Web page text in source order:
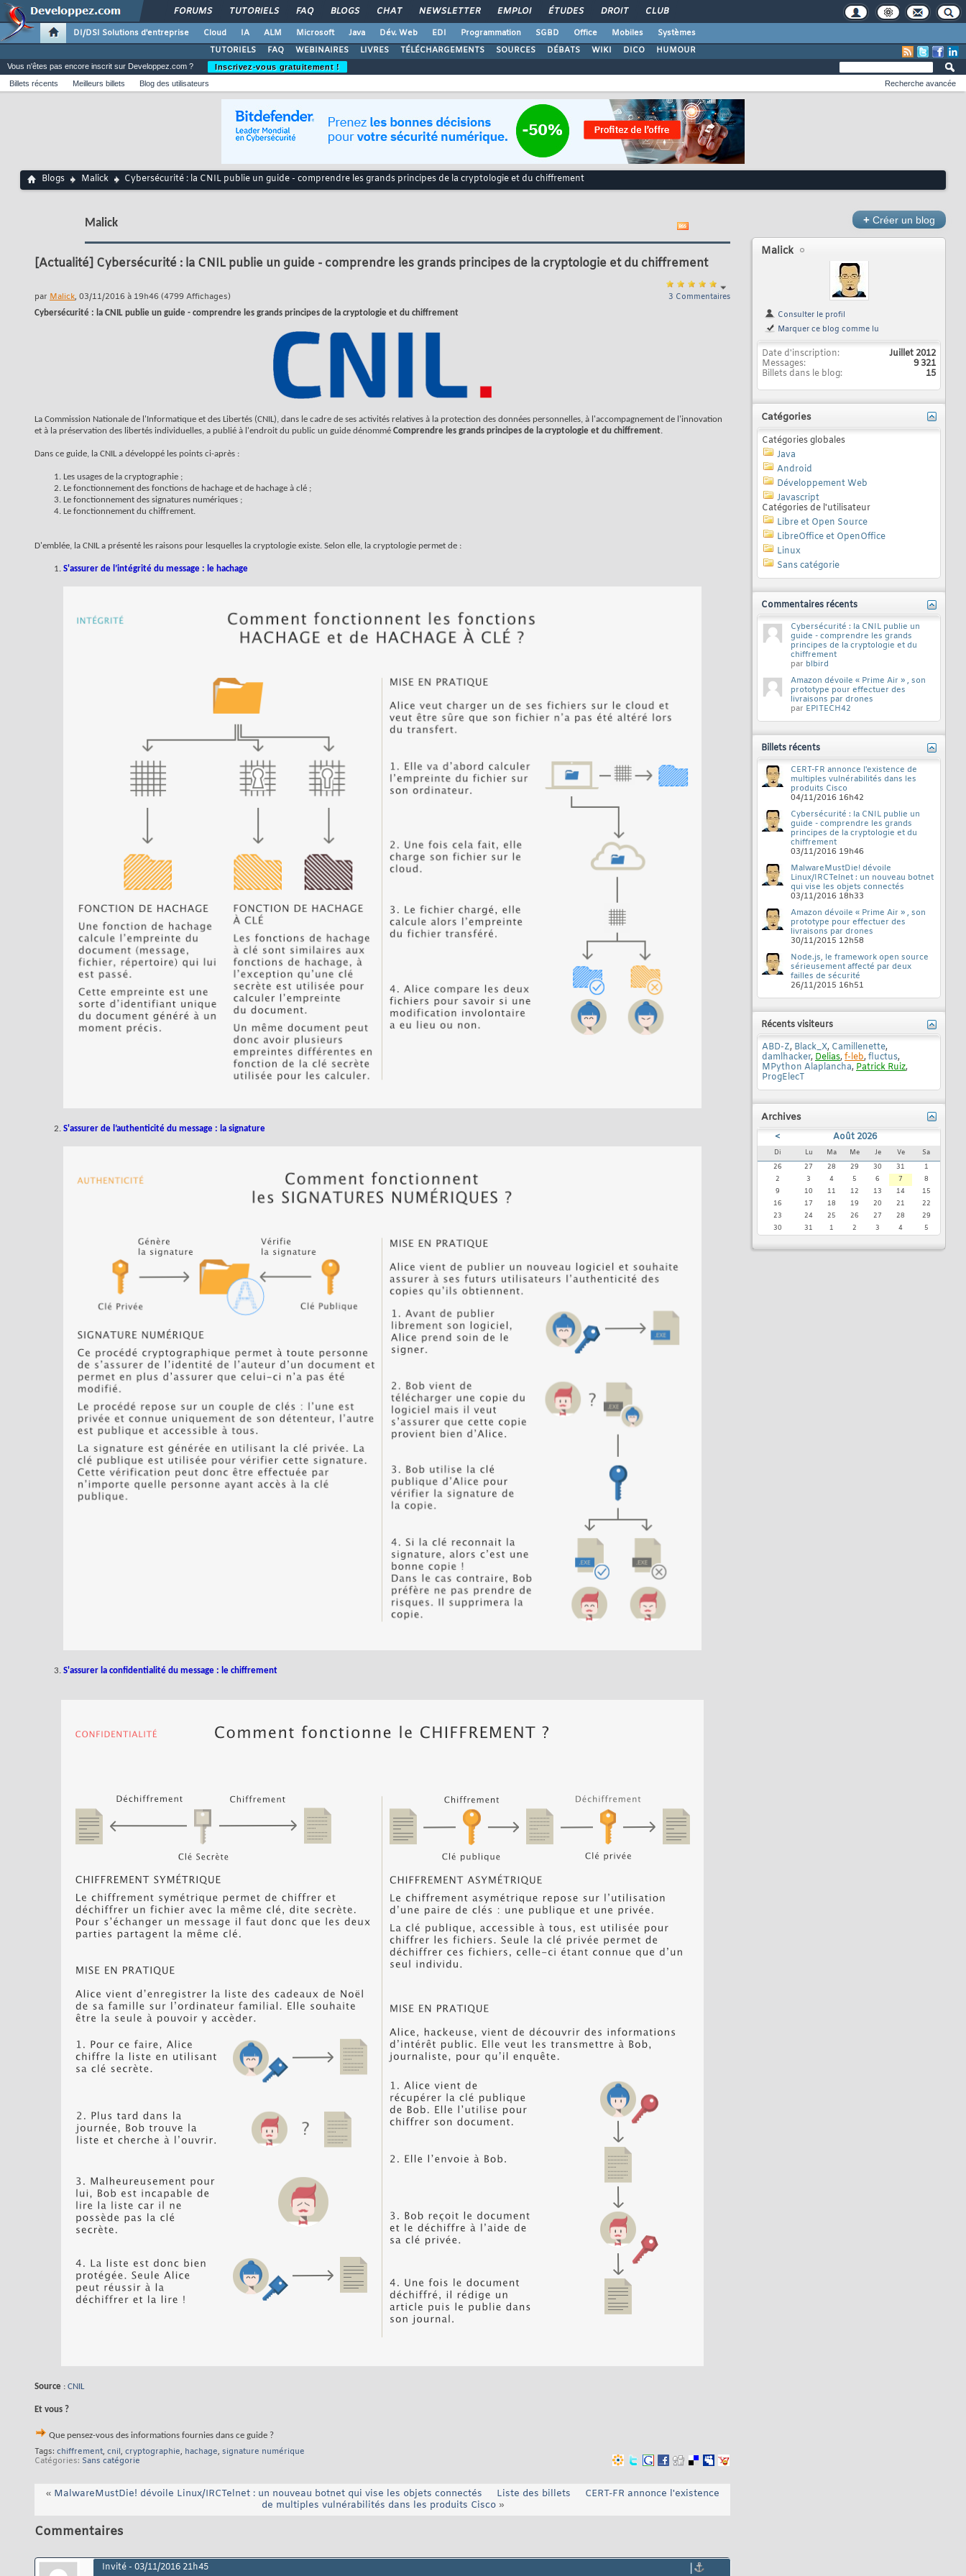
FORUMS TUTORIELS FAQ BLOGS CHAT NEWSLETTER EMPLOI ÉTUDES DROIT CLUB
DI/DSI Solutions d'entreprise Cloud IA ALM Microsoft Java Dév. Web EDI Programmation SGBD Office Mobiles
Systèmes
TUTORIELS
FAQ WEBINAIRES LIVRES TÉLÉCHARGEMENTS SOURCES DÉBATS WIKI DICO HUMOUR
Vous n'êtes pas encore inscrit sur Developpez.com ?
Inscrivez-vous gratuitement !
Billets récents
Meilleurs billets Blog des utilisateurs Recherche avancée
Blogs Malick Cybersécurité : la CNIL publie un guide - comprendre les grands principes de la cryptologie et du chiffrement
Malick
[Actualité] Cybersécurité : la CNIL publie un guide - comprendre les grands principes de la cryptologie et du chiffrement
3 Commentaires
par Malick, 03/11/2016 à 19h46 (4799 Affichages)
Cybersécurité : la CNIL publie un guide - comprendre les grands principes de la cryptologie et du chiffrement
La Commission Nationale de l'Informatique et des Libertés (CNIL), dans le cadre de ses activités relatives à la protection des données personnelles, à l'accompagnement de l'innovation
et à la préservation des libertés individuelles, a publié à l'endroit du public un guide dénommé Comprendre les grands principes de la cryptologie et du chiffrement.
Dans ce guide, la CNIL a développé les points ci-après :
Les usages de la cryptographie ;
Le fonctionnement des fonctions de hachage et de hachage à clé ;
Le fonctionnement des signatures numériques ;
Le fonctionnement du chiffrement.
D'emblée, la CNIL a présenté les raisons pour lesquelles la cryptologie existe. Selon elle, la cryptologie permet de :
S'assurer de l’intégrité du message : le hachage
S'assurer de l’authenticité du message : la signature
S'assurer la confidentialité du message : le chiffrement
Source : CNIL
Et vous ?
Que pensez-vous des informations fournies dans ce guide ?
Tags: chiffrement, cnil, cryptographie, hachage, signature numérique
Catégories Sans catégorie
« MalwareMustDie! dévoile Linux/IRCTelnet : un nouveau botnet qui vise les objets connectés Liste des billets
CERT-FR annonce l'existence
de multiples vulnérabilités dans les produits Cisco»
Commentaires
Invité- 03/11/2016 21h45
+ Créer un blog
Malick
Consulter le profil
Marquer ce blog comme lu
Date d'inscription
Juillet 2012
Messages
9 321
Billets dans le blog
15
Catégories
Catégories globales
Java
Android
Développement Web
Javascript
Catégories de l'utilisateur
Libre et Open Source
LibreOffice et OpenOffice
Linux
Sans catégorie
Commentaires récents
Cybersécurité : la CNIL publie un
guide - comprendre les grands
principes de la cryptologie et du
chiffrement
par blbird
Amazon dévoile « Prime Air » , son
prototype pour effectuer des
livraisons par drones
par EPITECH42
Billets récents
CERT-FR annonce l'existence de
multiples vulnérabilités dans les
produits Cisco
04/11/2016 16h42
Cybersécurité : la CNIL publie un
guide - comprendre les grands
principes de la cryptologie et du
chiffrement
03/11/2016 19h46
MalwareMustDie! dévoile
Linux/IRCTelnet : un nouveau botnet
qui vise les objets connectés
03/11/2016 18h33
Amazon dévoile « Prime Air » , son
prototype pour effectuer des
livraisons par drones
30/11/2015 12h58
Node.js, le framework open source
sérieusement affecté par deux
failles de sécurité
26/11/2015 16h51
Récents visiteurs
ABD-Z, Black_X, Camillenette,
damlhacker, Delias, f-leb, fluctus,
MPython Alaplancha, Patrick Ruiz,
ProgElecT
Archives
< Août 2026
Di Lu Ma Me Je Ve
Sa
26
27 28 29 30 31
1
2
3 4 5 6 7
8
9
10 11 12 13 14
15
16
17 18 19 20 21
22
23
24 25 26 27 28
29
30
31 1 2 3 4 5